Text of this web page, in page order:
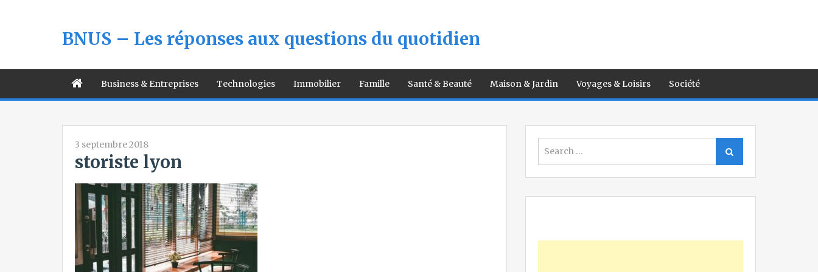
BNUS – Les réponses aux questions du quotidien
Business & Entreprises Technologies Immobilier Famille Santé & Beauté Maison & Jardin Voyages & Loisirs Société
3 septembre 2018
storiste lyon
for:
Search